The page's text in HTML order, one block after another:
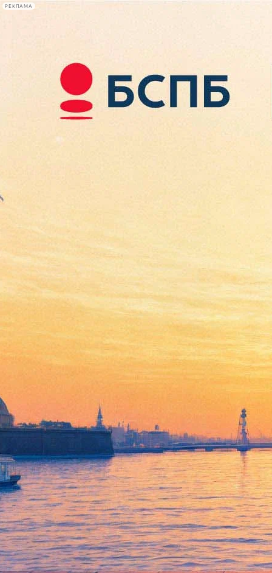
РЕКЛАМА
Сегодня:
2026.08.07
10:16
Афиша Plus
Театрализованный показ мод
в Царском Селе пройдет в
русском стиле
25 июня 2016, суббота,18.00